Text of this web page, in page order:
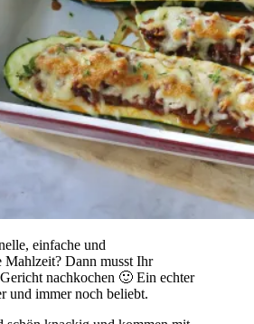
einfache und
Mahlzeit? Dann musst Ihr
nachkochen 🙂 Ein echter
und immer noch beliebt.